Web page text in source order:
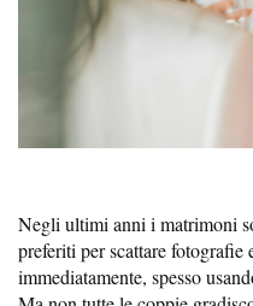
Negli ultimi anni i matrimoni
preferiti per scattare
immediatamente, spesso